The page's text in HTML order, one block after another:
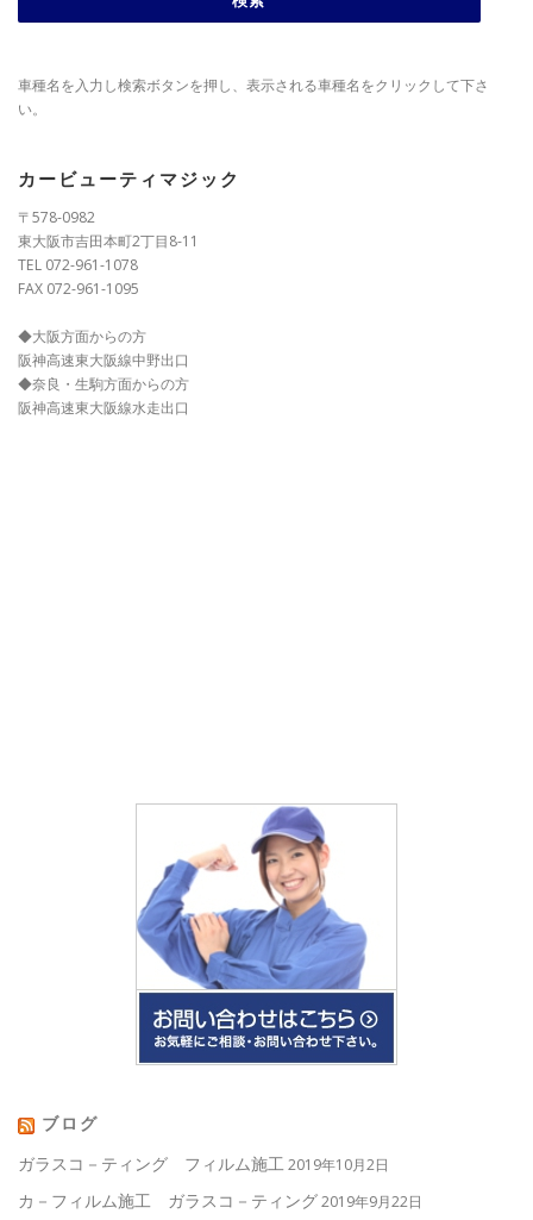
車種名を入力し検索ボタンを押し、表示される車種名をクリックして下さ
い。
カービューティマジック
〒578-0982
東大阪市吉田本町2丁目8-11
TEL 072-961-1078
FAX 072-961-1095
◆大阪方面からの方
阪神高速東大阪線中野出口
◆奈良・生駒方面からの方
阪神高速東大阪線水走出口
ブログ
ガラスコ－ティング フィルム施工2019年10月2日
カ－フィルム施工 ガラスコ－ティング2019年9月22日